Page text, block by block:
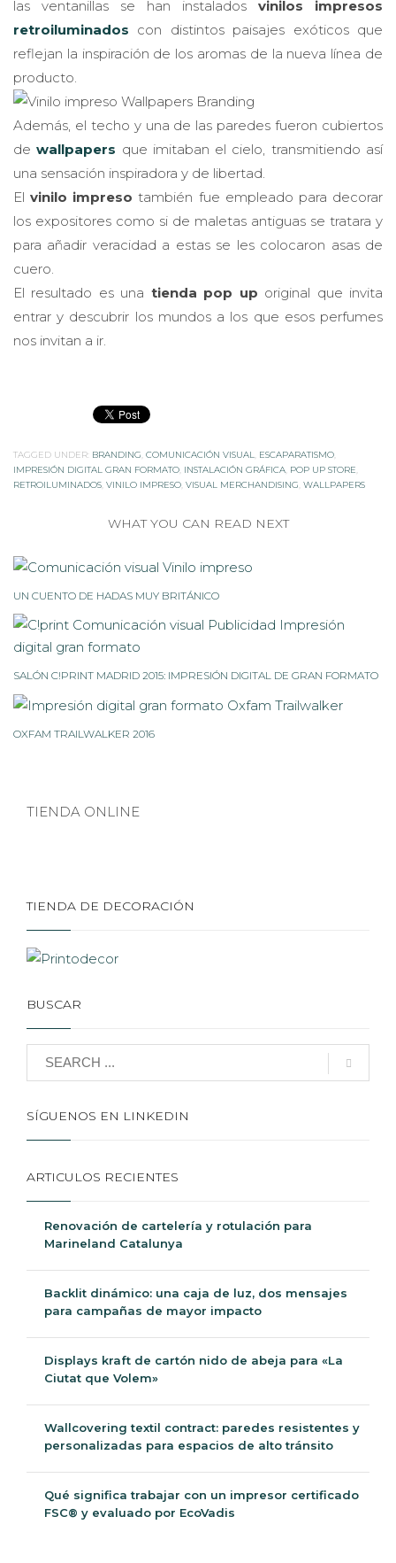
las ventanillas se han instalados vinilos impresos
retroiluminados con distintos paisajes exóticos que
reflejan la inspiración de los aromas de la nueva línea de
producto.
Además, el techo y una de las paredes fueron cubiertos
dewallpapers que imitaban el cielo, transmitiendo así
una sensación inspiradora y de libertad.
El vinilo impreso también fue empleado para decorar
los expositores como si de maletas antiguas se tratara y
para añadir veracidad a estas se les colocaron asas de
cuero.
El resultado es una tienda pop up original que invita
entrar y descubrir los mundos a los que esos perfumes
nos invitan a ir.
TAGGED UNDER: BRANDING COMUNICACIÓN VISUAL ESCAPARATISMO
IMPRESIÓN DIGITAL GRAN FORMATO INSTALACIÓN GRÁFICA POP UP STORE
RETROILUMINADOS VINILO IMPRESO VISUAL MERCHANDISING WALLPAPERS
WHAT YOU CAN READ NEXT
UN CUENTO DE HADAS MUY BRITÁNICO
SALÓN C!PRINT MADRID 2015: IMPRESIÓN DIGITAL DE GRAN FORMATO
OXFAM TRAILWALKER 2016
TIENDA ONLINE
TIENDA DE DECORACIÓN
BUSCAR
SÍGUENOS EN LINKEDIN
ARTICULOS RECIENTES
Renovación de cartelería y rotulación para
Marineland Catalunya
Backlit dinámico: una caja de luz, dos mensajes
para campañas de mayor impacto
Displays kraft de cartón nido de abeja para «La
Ciutat que Volem»
Wallcovering textil contract: paredes resistentes y
personalizadas para espacios de alto tránsito
Qué significa trabajar con un impresor certificado
FSC® y evaluado por EcoVadis